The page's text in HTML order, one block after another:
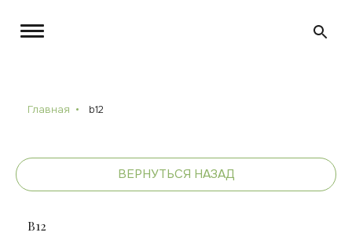
Главная b12
ВЕРНУТЬСЯ НАЗАД
B12